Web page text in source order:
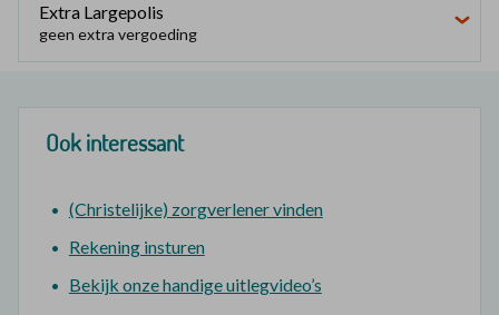
Extra Largepolis
geen extra vergoeding
Ook interessant
(Christelijke) zorgverlener vinden
Rekening insturen
Bekijk onze handige uitlegvideo’s